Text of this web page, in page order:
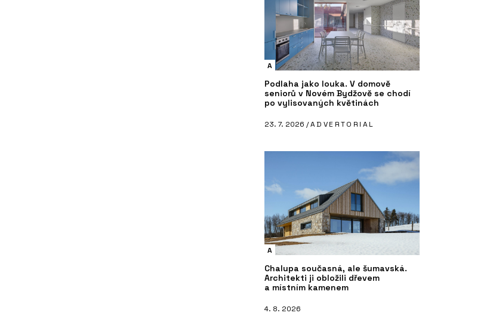
A
Podlaha jako louka. V domově
seniorů v Novém Bydžově se chodí
po vylisovaných květinách
23. 7. 2026 /ADVERTORIAL
A
Chalupa současná, ale šumavská.
Architekti ji obložili dřevem
a místním kamenem
4. 8. 2026